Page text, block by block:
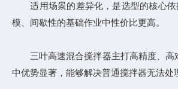
适用场景的差异化，是选型的核心依
模、间歇性的基础作业中性价比更高。
三叶高速混合搅拌器主打高精度、高
中优势显著，能够解决普通搅拌器无法处